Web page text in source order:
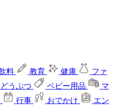
料 教育 健康
ファ
どうぶつ ベビー用品
マ
行事 おでかけ
エン